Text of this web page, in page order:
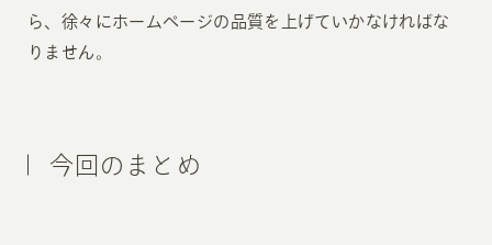
ら、徐々にホームページの品質を上げていかなければな
りません。
今回のまとめ